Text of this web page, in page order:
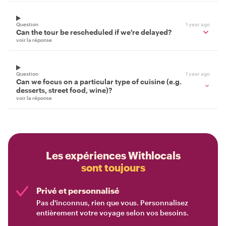
Question 1 year ago
Can the tour be rescheduled if we're delayed?
voir la réponse
Question 1 year ago
Can we focus on a particular type of cuisine (e.g.
desserts, street food, wine)?
voir la réponse
Les expériences Withlocals
sont toujours
Privé et personnalisé
Pas d'inconnus, rien que vous. Personnalisez
entièrement votre voyage selon vos besoins.